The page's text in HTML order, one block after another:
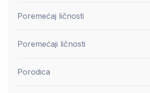
Poremećaj ličnosti
Poremećaji ličnosti
Porodica